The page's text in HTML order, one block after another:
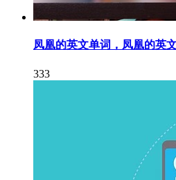
凤凰的英文单词，凤凰的英
333